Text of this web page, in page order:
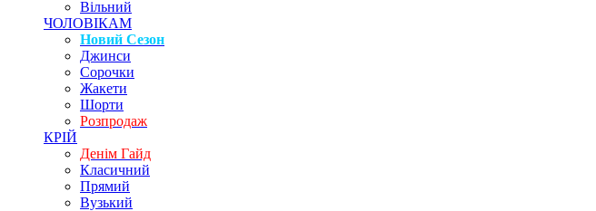
Вільний
ЧОЛОВІКАМ
Новий Сезон
Джинси
Сорочки
Жакети
Шорти
Розпродаж
КРІЙ
Денім Гайд
Класичний
Прямий
Вузький